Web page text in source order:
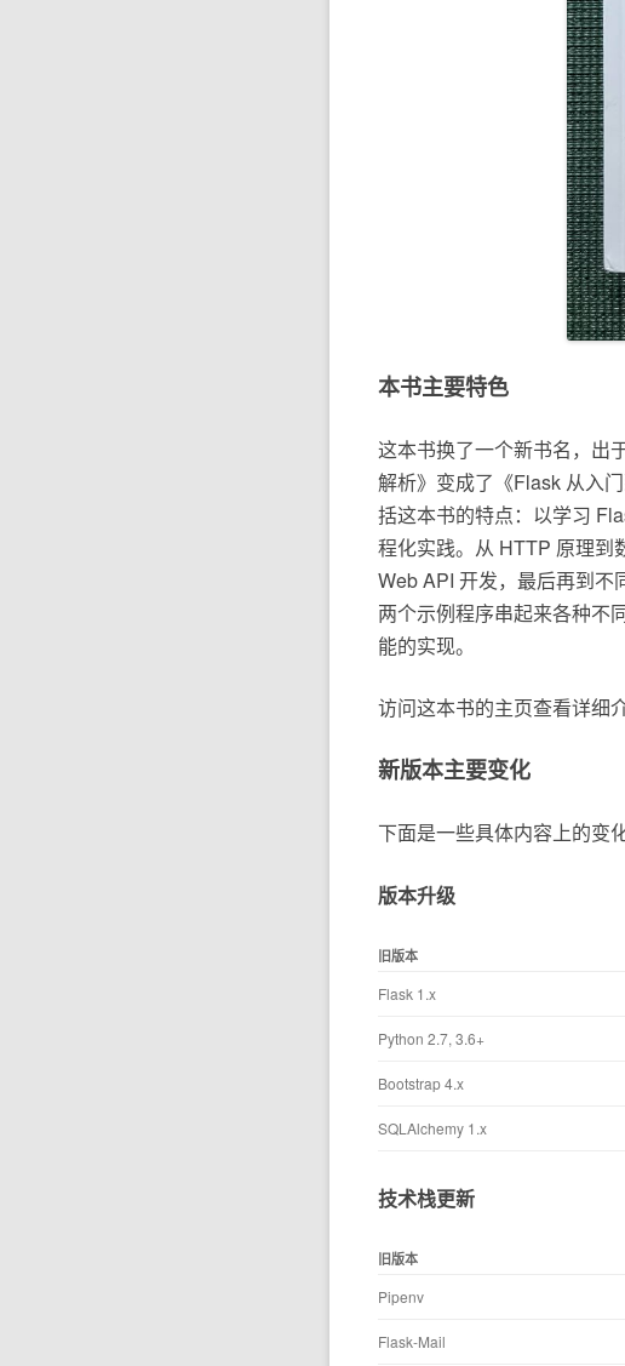
本书主要特色
这本书换了一个新书名，出
解析》变成了《Flask 从入
括这本书的特点：以学习
程化实践。从 HTTP 原理到
Web API 开发，最后再到不
两个示例程序串起来各种不
能的实现。
访问这本书的主页查看详细
新版本主要变化
下面是一些具体内容上的变化
版本升级
旧版本
Flask 1.x
Python 2.7, 3.6+
Bootstrap 4.x
SQLAlchemy 1.x
技术栈更新
旧版本
Pipenv
Flask-Mail